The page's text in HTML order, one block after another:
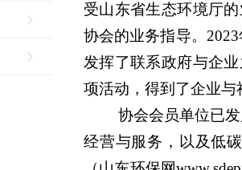
受山东省生态环境厅
协会的业务指导。 2023
发挥了联系政府与企
项活动，得到了企业与
协会会员单位已
经营与服务，以及低